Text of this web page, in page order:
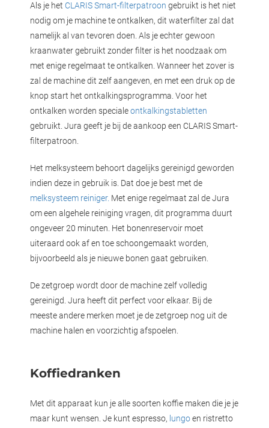
Als je het CLARIS Smart-filterpatroon gebruikt is het niet
nodig om je machine te ontkalken, dit waterfilter zal dat
namelijk al van tevoren doen. Als je echter gewoon
kraanwater gebruikt zonder filter is het noodzaak om
met enige regelmaat te ontkalken. Wanneer het zover is
zal de machine dit zelf aangeven, en met een druk op de
knop start het ontkalkingsprogramma. Voor het
ontkalken worden specialeontkalkingstabletten
gebruikt. Jura geeft je bij de aankoop een CLARIS Smart-
filterpatroon.
Het melksysteem behoort dagelijks gereinigd geworden
indien deze in gebruik is. Dat doe je best met de
melksysteem reiniger. Met enige regelmaat zal de Jura
om een algehele reiniging vragen, dit programma duurt
ongeveer 20 minuten. Het bonenreservoir moet
uiteraard ook af en toe schoongemaakt worden,
bijvoorbeeld als je nieuwe bonen gaat gebruiken.
De zetgroep wordt door de machine zelf volledig
gereinigd. Jura heeft dit perfect voor elkaar. Bij de
meeste andere merken moet je de zetgroep nog uit de
machine halen en voorzichtig afspoelen.
Koffiedranken
Met dit apparaat kun je alle soorten koffie maken die je je
maar kunt wensen. Je kunt espresso, lungoen ristretto